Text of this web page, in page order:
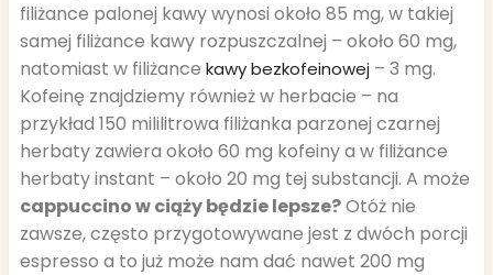
filiżance palonej kawy wynosi około 85 mg, w takiej
samej filiżance kawy rozpuszczalnej – około 60 mg,
natomiast w filiżance kawy bezkofeinowej – 3 mg.
Kofeinę znajdziemy również w herbacie – na
przykład 150 mililitrowa filiżanka parzonej czarnej
herbaty zawiera około 60 mg kofeiny a w filiżance
herbaty instant – około 20 mg tej substancji. A może
cappuccino w ciąży będzie lepsze?Otóż nie
zawsze, często przygotowywane jest z dwóch porcji
espresso a to już może nam dać nawet 200 mg